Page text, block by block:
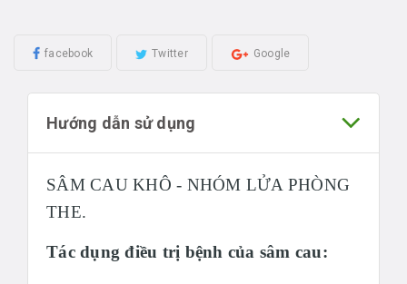
facebook Twitter Google
Hướng dẫn sử dụng
SÂM CAU KHÔ - NHÓM LỬA PHÒNG
THE.
Tác dụng điều trị bệnh của sâm cau: